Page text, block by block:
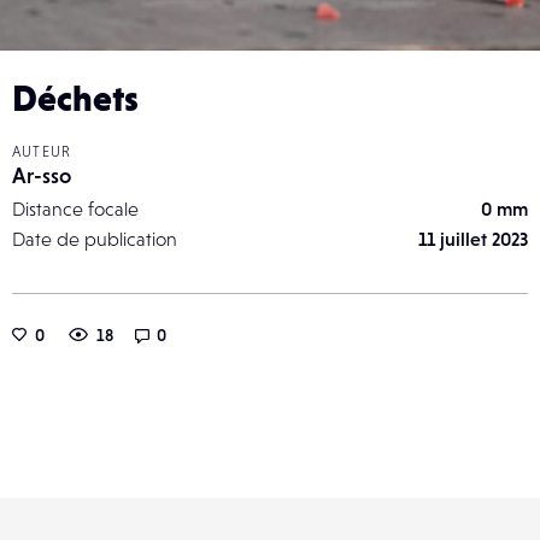
Déchets
AUTEUR
Ar-sso
Distance focale
0 mm
Date de publication
11 juillet 2023
0 18 0